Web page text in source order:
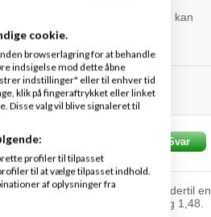
mere simpelt i skema - Men du kan
hvis du har kræfter
I LINK HER
HER
Svar
+ socialeomkostninger
og dertil en
med et sted mellem 1,35 og 1,48.
cookie.
browserlagring for at behandle
indsigelse mod dette åbne
indstillinger" eller til enhver tid
klik på fingeraftrykket eller linket
Disse valg vil blive signaleret til
profiler til tilpasset
til at vælge tilpasset indhold.
af oplysninger fra